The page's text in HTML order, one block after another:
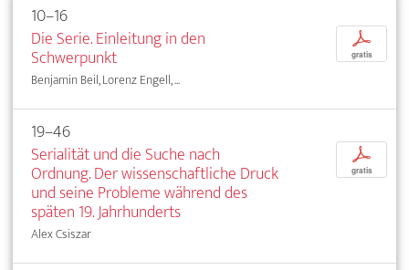
10–16
Die Serie. Einleitung in den
Schwerpunkt
Benjamin Beil, Lorenz Engell, ...
p
gratis
19–46
Serialität und die Suche nach
Ordnung. Der wissenschaftliche Druck
und seine Probleme während des
späten 19. Jahrhunderts
Alex Csiszar
p
gratis